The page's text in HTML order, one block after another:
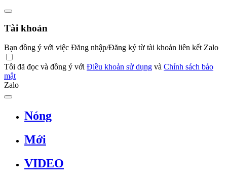
Tài khoản
Bạn đồng ý với việc Đăng nhập/Đăng ký từ tài khoản liên kết Zalo
Tôi đã đọc và đồng ý với Điều khoản sử dụng và Chính sách bảo
mật
Zalo
Nóng
Mới
VIDEO